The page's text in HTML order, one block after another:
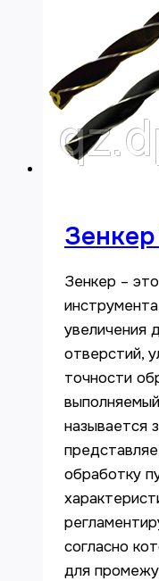
Зенкер –
увеличения
отверстий,
точности
называется
обработку
согласно
для